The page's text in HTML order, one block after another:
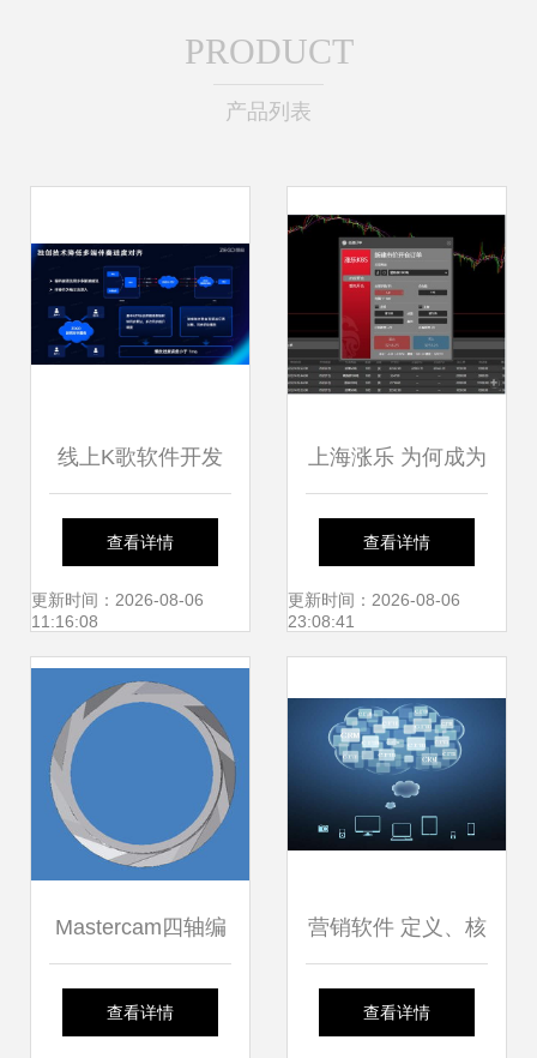
PRODUCT
产品列表
线上K歌软件开发
核心技术选型与架
构设计指南
查看详情
更新时间：2026-08-06
11:16:08
上海涨乐 为何成为
大宗商品软件开发
的首选合作伙伴
查看详情
更新时间：2026-08-06
23:08:41
Mastercam四轴编
程实战 风轮零件自
查看详情
营销软件 定义、核
心功能与软件开发
查看详情